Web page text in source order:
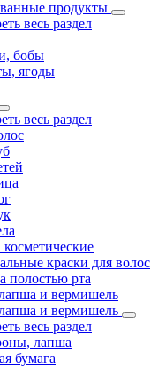
продукты
весь раздел
бобы
ягоды
весь раздел
краски для волос
полостью рта
и вермишель
и вермишель
весь раздел
лапша
бумага